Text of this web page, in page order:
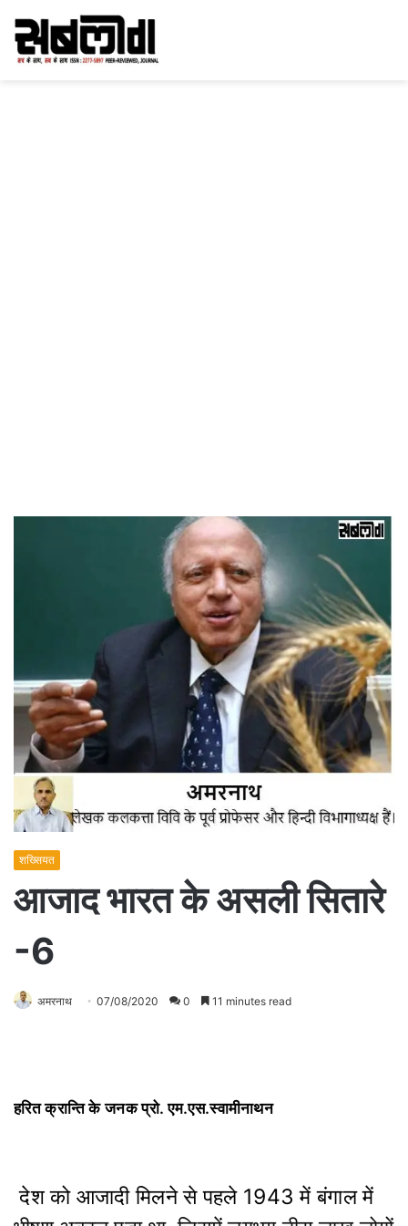
शख्सियत
आजाद भारत के असली सितारे
-6
अमरनाथ 07/08/2020 0 11 minutes read
हरित क्रान्ति के जनक प्रो. एम.एस.स्वामीनाथन
देश को आजादी मिलने से पहले 1943 में बंगाल में